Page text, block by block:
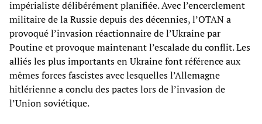
impérialiste délibérément planifiée. Avec l’encerclement
militaire de la Russie depuis des décennies, l’OTAN a
provoqué l’invasion réactionnaire de l’Ukraine par
Poutine et provoque maintenant l’escalade du conflit. Les
alliés les plus importants en Ukraine font référence aux
mêmes forces fascistes avec lesquelles l’Allemagne
hitlérienne a conclu des pactes lors de l’invasion de
l’Union soviétique.